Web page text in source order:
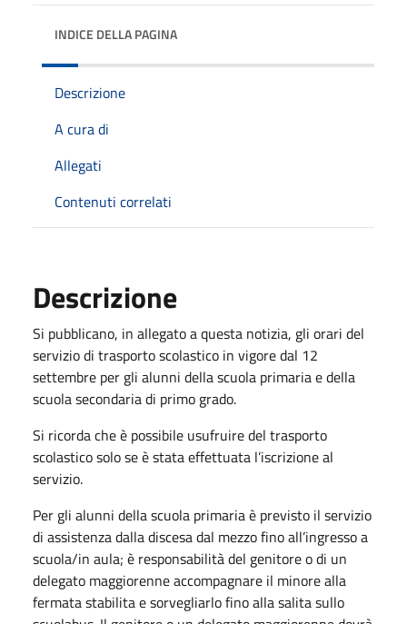
INDICE DELLA PAGINA
Descrizione
A cura di
Allegati
Contenuti correlati
Descrizione
Si pubblicano, in allegato a questa notizia, gli orari del
servizio di trasporto scolastico in vigore dal 12
settembre per gli alunni della scuola primaria e della
scuola secondaria di primo grado.
Si ricorda che è possibile usufruire del trasporto
scolastico solo se è stata effettuata l’iscrizione al
servizio.
Per gli alunni della scuola primaria è previsto il servizio
di assistenza dalla discesa dal mezzo fino all’ingresso a
scuola/in aula; è responsabilità del genitore o di un
delegato maggiorenne accompagnare il minore alla
fermata stabilita e sorvegliarlo fino alla salita sullo